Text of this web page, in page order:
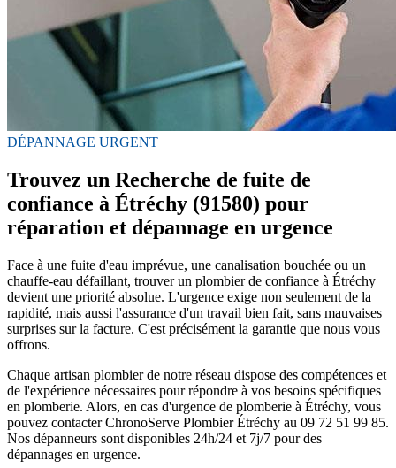
DÉPANNAGE URGENT
Trouvez un Recherche de fuite de
confiance à Étréchy (91580) pour
réparation et dépannage en urgence
Face à une fuite d'eau imprévue, une canalisation bouchée ou un
chauffe-eau défaillant, trouver un plombier de confiance à Étréchy
devient une priorité absolue. L'urgence exige non seulement de la
rapidité, mais aussi l'assurance d'un travail bien fait, sans mauvaises
surprises sur la facture. C'est précisément la garantie que nous vous
offrons.
Chaque artisan plombier de notre réseau dispose des compétences et
de l'expérience nécessaires pour répondre à vos besoins spécifiques
en plomberie. Alors, en cas d'urgence de plomberie à Étréchy, vous
pouvez contacter ChronoServe Plombier Étréchy au 09 72 51 99 85.
Nos dépanneurs sont disponibles 24h/24 et 7j/7 pour des
dépannages en urgence.